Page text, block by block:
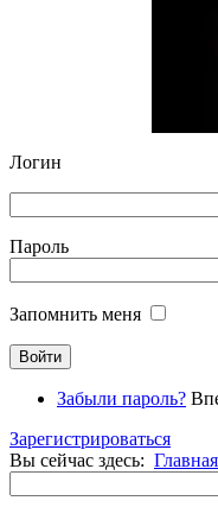
Логин
Пароль
Запомнить меня
Забыли пароль?
Зарегистрироваться
Вы сейчас здесь: Главная